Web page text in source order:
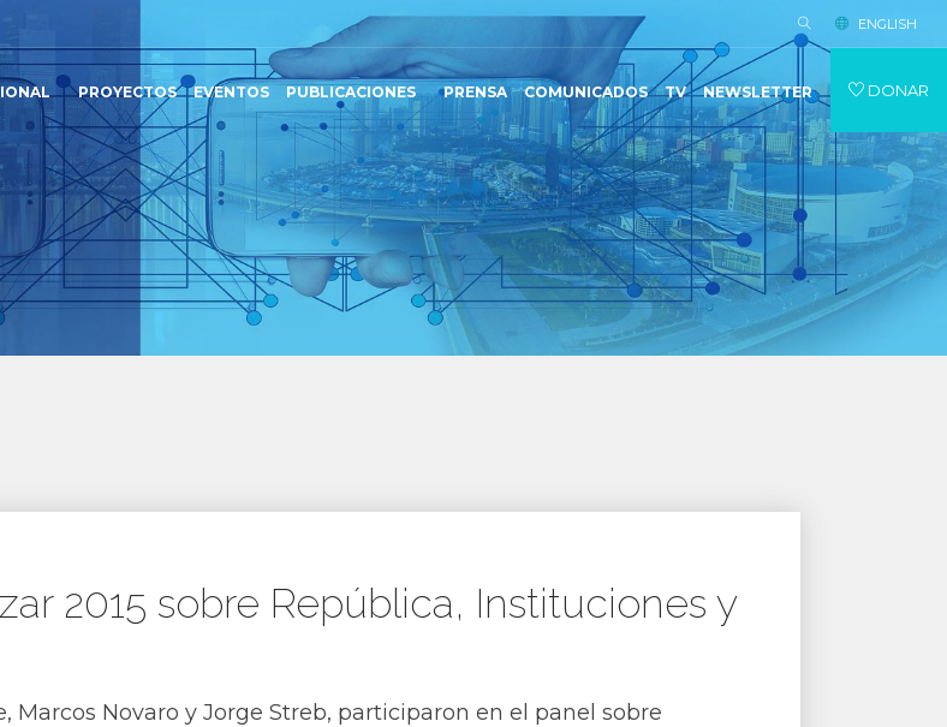
ENGLISH
PROYECTOS EVENTOS PUBLICACIONES PRENSA COMUNICADOS TV NEWSLETTER DONAR
2015 sobre República, Instituciones y
Marcos Novaro y Jorge Streb, participaron en el panel sobre